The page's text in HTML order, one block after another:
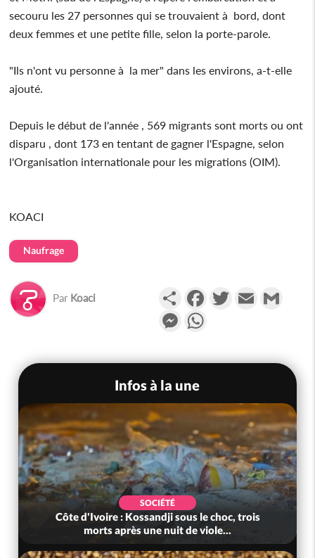
secouru les 27 personnes qui se trouvaient à bord, dont
deux femmes et une petite fille, selon la porte-parole.
"Ils n'ont vu personne à la mer" dans les environs, a-t-elle
ajouté.
Depuis le début de l'année , 569 migrants sont morts ou ont
disparu , dont 173 en tentant de gagner l'Espagne, selon
l'Organisation internationale pour les migrations (OIM).
KOACI
Naufrage
Par Koaci PartagerFacebookTwitterEmail
Messenger
Infos à la une
SOCIÉTÉ
Côte d'Ivoire : Kossandji sous le choc, trois
morts après une nuit de viole...